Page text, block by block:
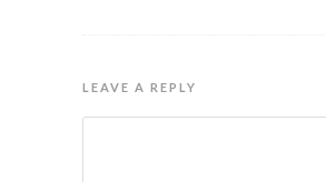
LEAVE A REPLY